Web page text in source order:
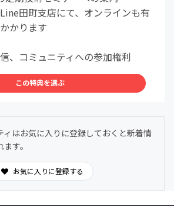
田町支店にて、オンラインも有
かります
、コミュニティへの参加権利
この特典を選ぶ
ィはお気に入りに登録しておくと新着情
す。
お気に入りに登録する